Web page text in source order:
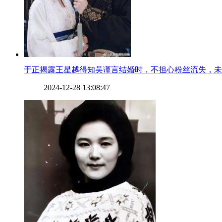
于正揭露王星越得知吴谨言结婚时，不担心粉丝流失，
2024-12-28 13:08:47